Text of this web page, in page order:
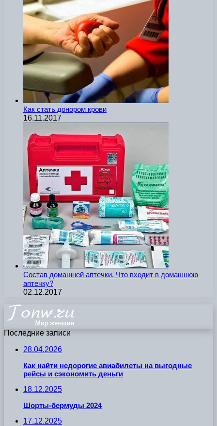
Как стать донором крови
16.11.2017
Состав домашней аптечки. Что входит в домашнюю
аптечку?
02.12.2017
Последние записи
28.04.2026
Как найти недорогие авиабилеты на выгодные
рейсы и сэкономить деньги
18.12.2025
Шорты-бермуды 2024
17.12.2025